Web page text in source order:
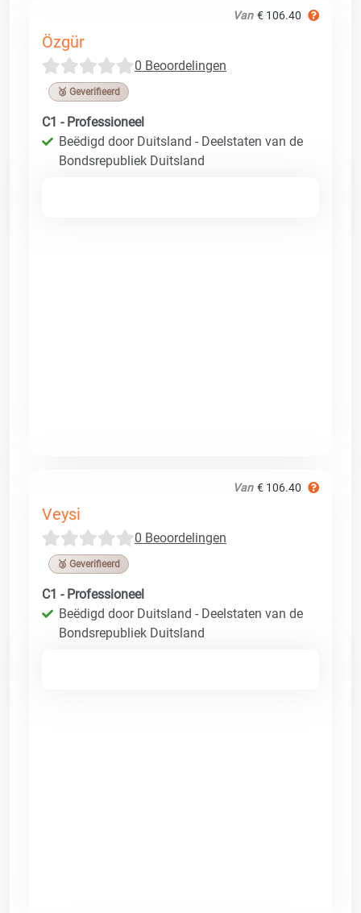
Van € 106.40
Özgür
0 Beoordelingen
🥉 Geverifieerd
C1 - Professioneel
Beëdigd door Duitsland - Deelstaten van de
Bondsrepubliek Duitsland
Van € 106.40
Veysi
0 Beoordelingen
🥉 Geverifieerd
C1 - Professioneel
Beëdigd door Duitsland - Deelstaten van de
Bondsrepubliek Duitsland